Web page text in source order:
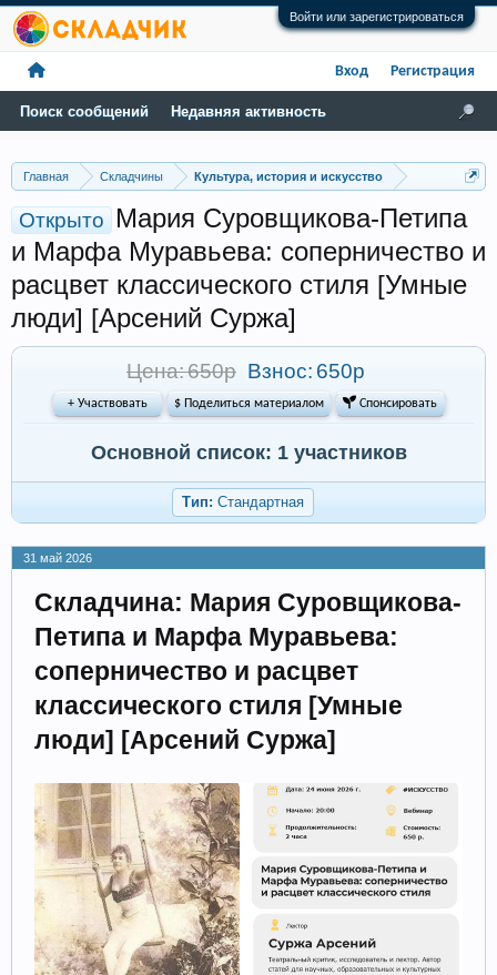
Войти или зарегистрироваться
Главная Складчины Культура, история и искусство
Открыто
Мария Суровщикова-Петипа
и Марфа Муравьева: соперничество и
расцвет классического стиля [Умные
люди] [Арсений Суржа]
Цена: 650р Взнос: 650р
+ Участвовать $ Поделиться материалом  Спонсировать
Основной список: 1 участников
Тип: Стандартная
31 май 2026
Складчина: Мария Суровщикова-
Петипа и Марфа Муравьева:
соперничество и расцвет
классического стиля [Умные
люди] [Арсений Суржа]
Поиск сообщений Недавняя активность
Вход Регистрация